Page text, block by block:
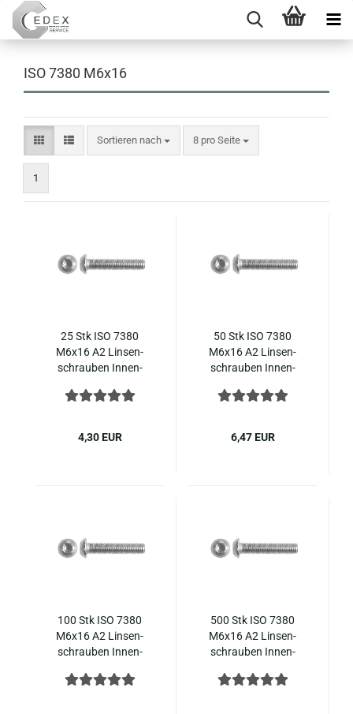
ISO 7380 M6x16
Sortieren nach
Sortieren nach 8 pro Seite
pro Seite
1
25 Stk ISO 7380
M6x16 A2 Lin­sen­
schrau­ben In­nen­
7380-​1
4,30 EUR
50 Stk ISO 7380
M6x16 A2 Lin­sen­
schrau­ben In­nen­
7380-​1
6,47 EUR
100 Stk ISO 7380
M6x16 A2 Lin­sen­
schrau­ben In­nen­
7380-​1
500 Stk ISO 7380
M6x16 A2 Lin­sen­
schrau­ben In­nen­
7380-​1